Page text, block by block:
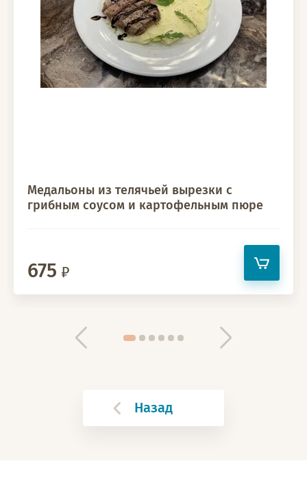
Медальоны из телячьей вырезки с
грибным соусом и картофельным пюре
675
Назад